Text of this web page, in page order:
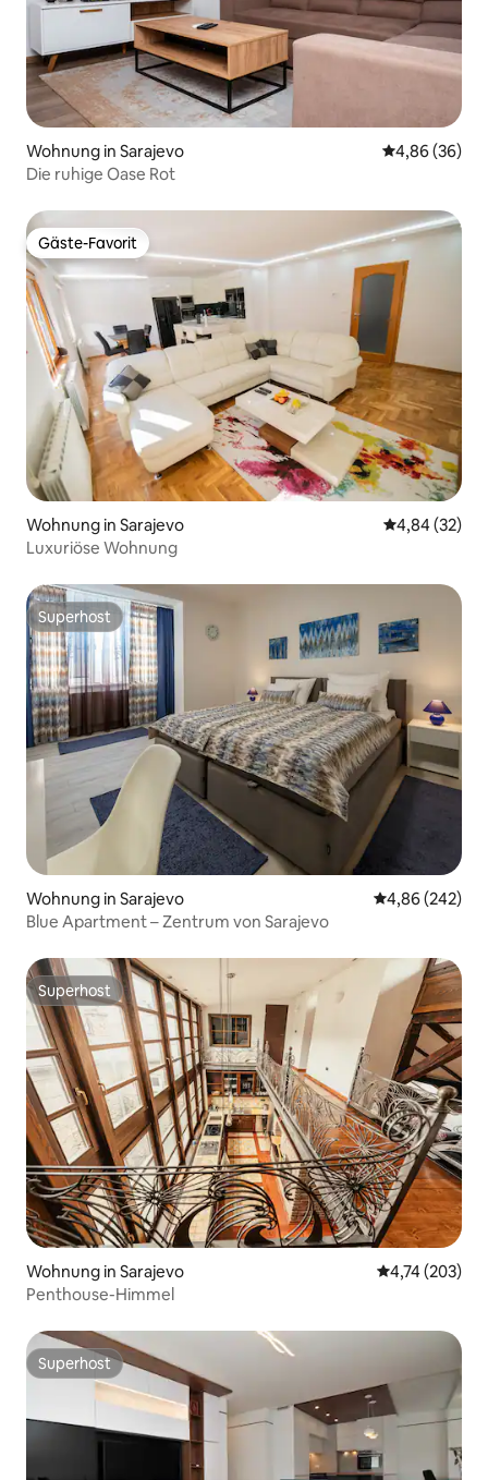
Wohnung in Sarajevo
4,86 (36)
Die ruhige Oase Rot
Gäste-Favorit
Gäste-Favorit
Wohnung in Sarajevo
4,84 (32)
Luxuriöse Wohnung
Superhost
Superhost
Wohnung in Sarajevo
4,86 (242)
Blue Apartment – Zentrum von Sarajevo
Superhost
Superhost
Wohnung in Sarajevo
4,74 (203)
Penthouse-Himmel
Superhost
Superhost